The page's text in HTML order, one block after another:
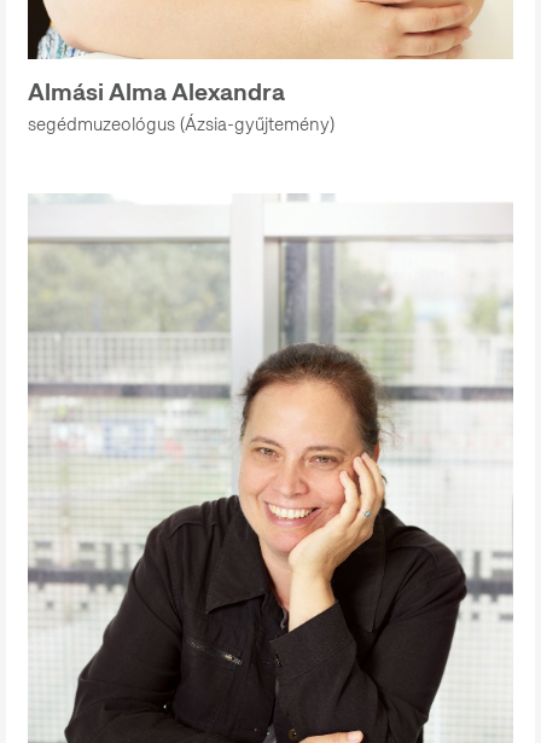
Almási Alma Alexandra
segédmuzeológus (Ázsia-gyűjtemény)